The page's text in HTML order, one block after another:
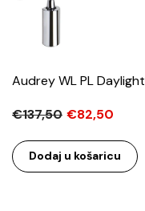
Audrey WL PL Daylight
€137,50 €82,50
Dodaj u košaricu